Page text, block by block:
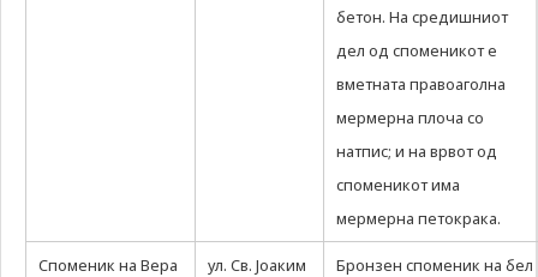
бетон. На средишниот
дел од споменикот е
вметната правоаголна
мермерна плоча со
натпис; и на врвот од
споменикот има
мермерна петокрака.
Споменик на Вера
ул. Св. Јоаким
Бронзен споменик на бел